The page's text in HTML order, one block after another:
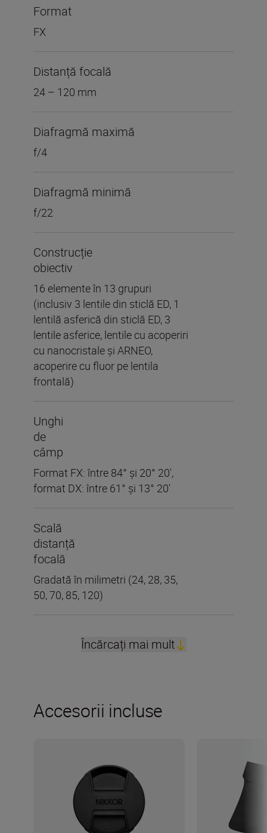
Format
FX
Distanță focală
24 – 120 mm
Diafragmă maximă
f/4
Diafragmă minimă
f/22
Construcție
obiectiv
16 elemente în 13 grupuri
(inclusiv 3 lentile din sticlă ED, 1
lentilă asferică din sticlă ED, 3
lentile asferice, lentile cu acoperiri
cu nanocristale și ARNEO,
acoperire cu fluor pe lentila
frontală)
Unghi
de
câmp
Format FX: între 84° și 20° 20',
format DX: între 61° și 13° 20'
Scală
distanță
focală
Gradată în milimetri (24, 28, 35,
50, 70, 85, 120)
Încărcați mai mult
Accesorii incluse